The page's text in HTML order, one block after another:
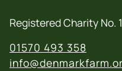
Registered Charity No.
01570 493 358